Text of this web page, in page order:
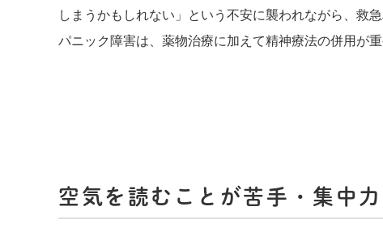
しまうかもしれない」という不安に襲われながら、救
パニック障害は、薬物治療に加えて精神療法の併用が重
空気を読むことが苦手・集中